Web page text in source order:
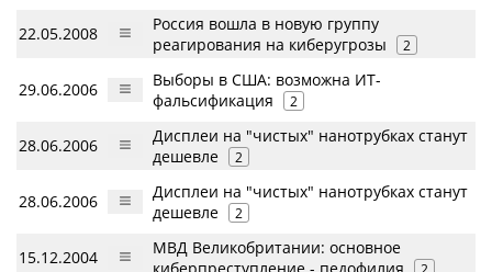
22.05.2008
Россия вошла в новую группу
реагирования на киберугрозы
2
29.06.2006
Выборы в США: возможна ИТ-
фальсификация
2
28.06.2006
Дисплеи на "чистых" нанотрубках станут
дешевле
2
28.06.2006
Дисплеи на "чистых" нанотрубках станут
дешевле
2
15.12.2004
МВД Великобритании: основное